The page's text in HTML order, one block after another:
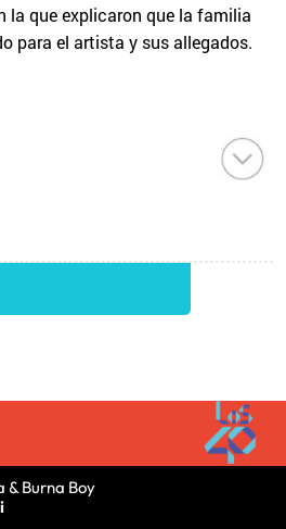
la que explicaron que la familia
para el artista y sus allegados.
& Burna Boy